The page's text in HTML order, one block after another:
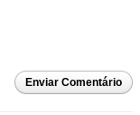
Enviar Comentário